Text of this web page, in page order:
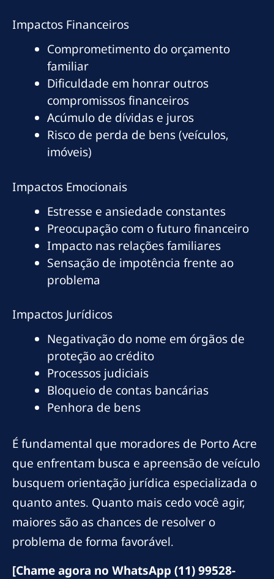
Impactos Financeiros
Comprometimento do orçamento
familiar
Dificuldade em honrar outros
compromissos financeiros
Acúmulo de dívidas e juros
Risco de perda de bens (veículos,
imóveis)
Impactos Emocionais
Estresse e ansiedade constantes
Preocupação com o futuro financeiro
Impacto nas relações familiares
Sensação de impotência frente ao
problema
Impactos Jurídicos
Negativação do nome em órgãos de
proteção ao crédito
Processos judiciais
Bloqueio de contas bancárias
Penhora de bens
É fundamental que moradores de Porto Acre
que enfrentam busca e apreensão de veículo
busquem orientação jurídica especializada o
quanto antes. Quanto mais cedo você agir,
maiores são as chances de resolver o
problema de forma favorável.
[Chame agora no WhatsApp (11) 99528-